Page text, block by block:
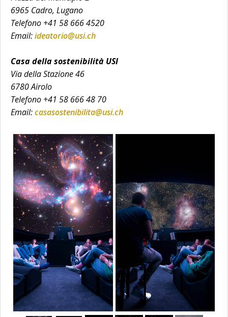
6965 Cadro, Lugano
Telefono +41 58 666 4520
Email:ideatorio@usi.ch
Casa della sostenibilità USI
Via della Stazione 46
6780 Airolo
Telefono +41 58 666 48 70
Email:casasostenibilita@usi.ch